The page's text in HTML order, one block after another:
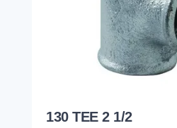
130 TEE 2 1/2